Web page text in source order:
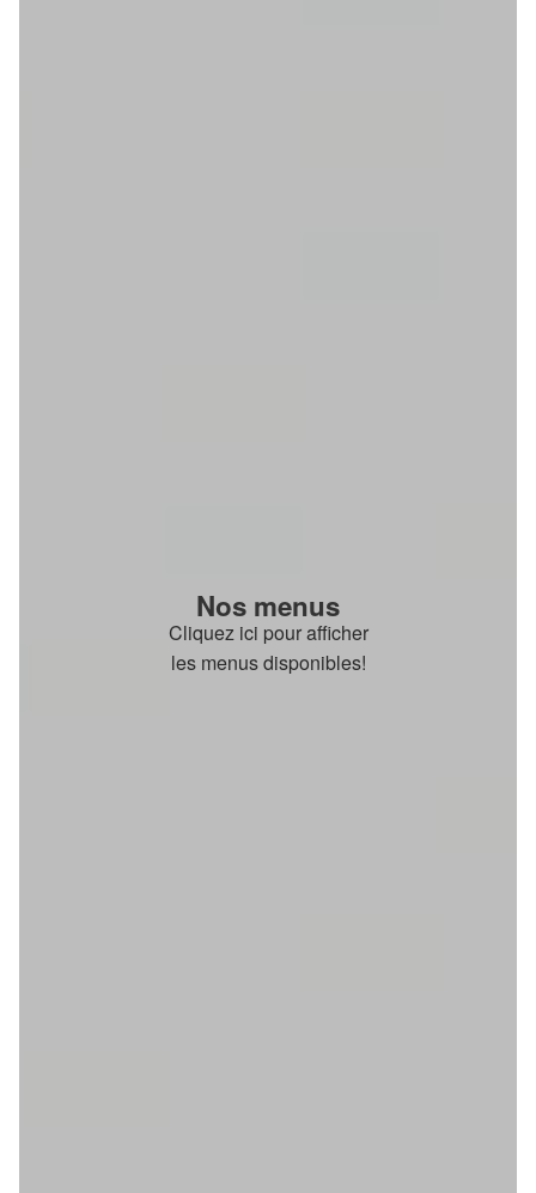
Nos menus
Cliquez ici pour afficher
les menus disponibles!